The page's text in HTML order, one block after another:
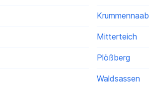
Krummennaab
Mitterteich
Plößberg
Waldsassen